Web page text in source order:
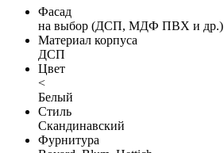
Фасад
на выбор (ДСП, МДФ ПВХ и др.)
Материал корпуса
ДСП
Цвет
<
Белый
Стиль
Скандинавский
Фурнитура